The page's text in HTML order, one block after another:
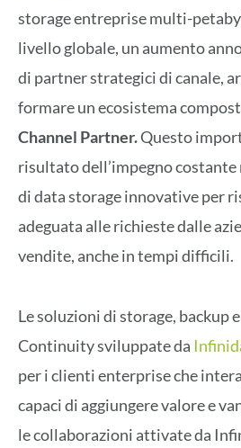
storage entreprise multi-
livello globale, un aumento
di partner strategici di canale,
formare un ecosistema
Channel Partner.Questo
risultato dell’impegno
di data storage innovative per
adeguata alle richieste dalle
vendite, anche in tempi difficili.
Le soluzioni di storage, backup
Continuity sviluppate da
per i clienti enterprise che
capaci di aggiungere valore e
le collaborazioni attivate da